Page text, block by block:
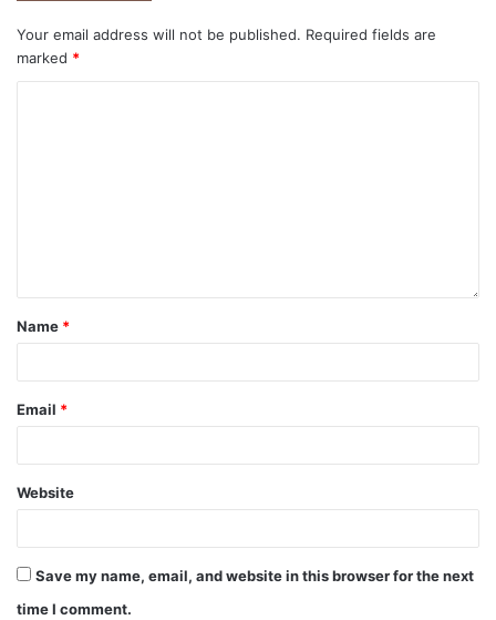
Your email address will not be published. Required fields are
marked *
Name *
Email *
Website
Save my name, email, and website in this browser for the next
time I comment.